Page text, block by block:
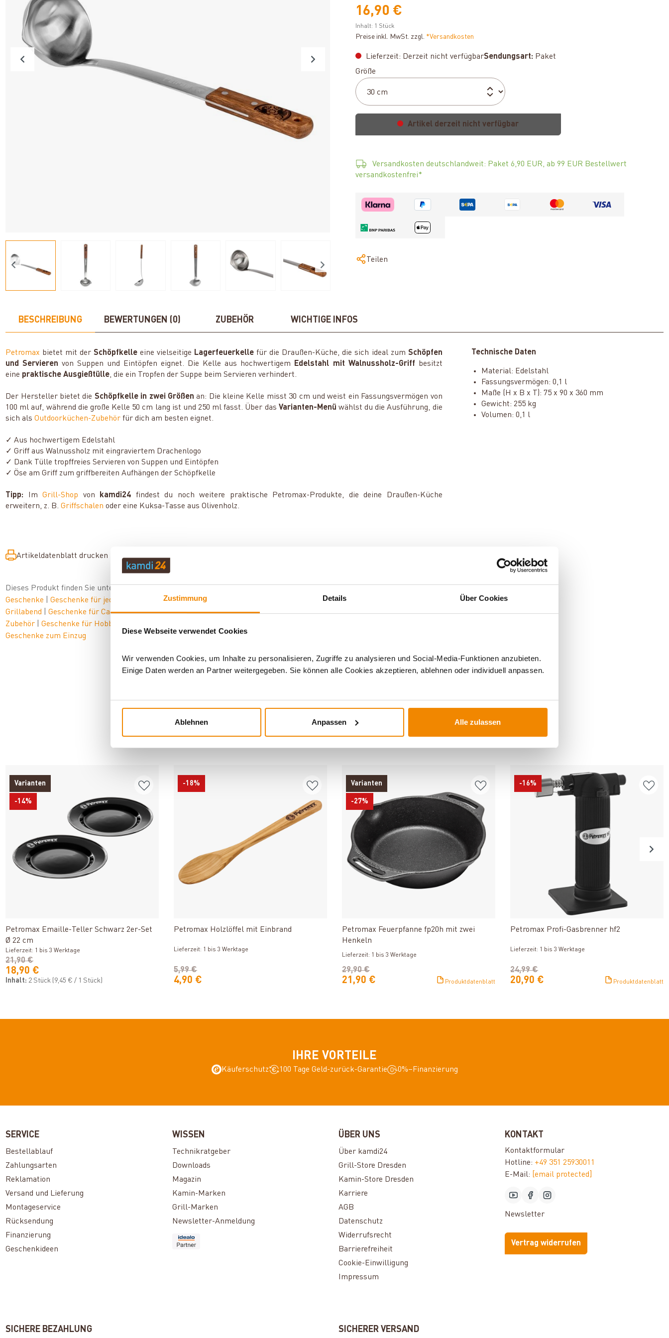
Zustimmung Details Über Cookies
Diese Webseite verwendet Cookies
Wir verwenden Cookies, um Inhalte zu personalisieren, Zugriffe zu analysieren und Social-Media-Funktionen anzubieten.
Einige Daten werden an Partner weitergegeben. Sie können alle Cookies akzeptieren, ablehnen oder individuell anpassen.
Ablehnen Anpassen Alle zulassen
16,90 €
Inhalt: 1 Stück
Preise inkl. MwSt. zzgl. *Versandkosten
Lieferzeit: Derzeit nicht verfügbarSendungsart: Paket
Größe
Artikel derzeit nicht verfügbar
Versandkosten deutschlandweit: Paket 6,90 EUR, ab 99 EUR Bestellwert
versandkostenfrei*
Teilen
BESCHREIBUNG BEWERTUNGEN (0) ZUBEHÖR WICHTIGE INFOS
Petromax bietet mit derSchöpfkelle eine vielseitige Lagerfeuerkellefür die Draußen-Küche, die sich ideal zum Schöpfen
und Servierenvon Suppen und Eintöpfen eignet. Die Kelle aus hochwertigem Edelstahl mit Walnussholz-Griff
besitzt
eine praktische Ausgießtülle, die ein Tropfen der Suppe beim Servieren verhindert.
Der Hersteller bietet die Schöpfkelle in zwei Größenan: Die kleine Kelle misst 30 cm und weist ein Fassungsvermögen von
100 ml auf, während die große Kelle 50 cm lang ist und 250 ml fasst. Über das Varianten-Menü wählst du die Ausführung, die
sich alsOutdoorküchen-Zubehör für dich am besten eignet.
✓ Aus hochwertigem Edelstahl
✓ Griff aus Walnussholz mit eingraviertem Drachenlogo
✓ Dank Tülle tropffreies Servieren von Suppen und Eintöpfen
✓ Öse am Griff zum griffbereiten Aufhängen der Schöpfkelle
Tipp: ImGrill-Shop von kamdi24 findest du noch weitere praktische Petromax-Produkte, die deine Draußen-Küche
erweitern, z. B.Griffschalen oder eine Kuksa-Tasse aus Olivenholz.
Technische Daten
Material: Edelstahl
Fassungsvermögen: 0,1 l
Maße (H x B x T): 75 x 90 x 360 mm
Gewicht: 255 kg
Volumen: 0,1 l
Artikeldatenblatt drucken Frage zum Artikel
Dieses Produkt finden Sie unter:
Geschenke
|Geschenke für jeden Anlass
Geschenke für einen gemütlichen
Grillabend
|Geschenke für Camper & Outdoorfans|Outdoor|Outdoorküchen-
Zubehör
|Geschenke für Hobbyköche
Geschenke zum Einzug
Varianten
-14%
Petromax Emaille-Teller Schwarz 2er-Set
Ø 22 cm
Lieferzeit: 1 bis 3 Werktage
18,90 €
21,90 €
Inhalt: 2 Stück (9,45 € / 1 Stück)
-18%
Petromax Holzlöffel mit Einbrand
Lieferzeit: 1 bis 3 Werktage
4,90 €
5,99 €
Varianten
-27%
Petromax Feuerpfanne fp20h mit zwei
Henkeln
Lieferzeit: 1 bis 3 Werktage
21,90 €
29,90 €
Produktdatenblatt
-16%
Produkt ansehen
Petromax Profi-Gasbrenner hf2
Lieferzeit: 1 bis 3 Werktage
20,90 €
24,99 €
Produktdatenblatt
IHRE VORTEILE
Käuferschutz 100 Tage Geld-zurück-Garantie 0%–Finanzierung
SERVICE
Bestellablauf
Zahlungsarten
Reklamation
Versand und Lieferung
Montageservice
Rücksendung
Finanzierung
Geschenkideen
WISSEN
Technikratgeber
Downloads
Magazin
Kamin-Marken
Grill-Marken
Newsletter-Anmeldung
ÜBER UNS
Über kamdi24
Grill-Store Dresden
Kamin-Store Dresden
Karriere
AGB
Datenschutz
Widerrufsrecht
Barrierefreiheit
Cookie-Einwilligung
Impressum
KONTAKT
Kontaktformular
Hotline: +49 351 25930011
E-Mail:
[email protected]
Newsletter
Vertrag widerrufen
SICHERE BEZAHLUNG SICHERER VERSAND